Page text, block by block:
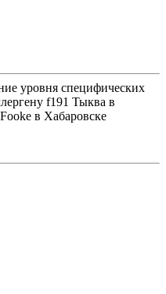
уровня специфических
f191 Тыква в
в Хабаровске